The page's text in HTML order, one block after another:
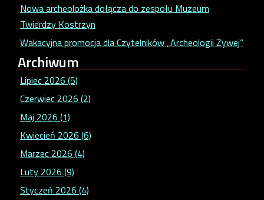
Nowa archeolożka dołącza do zespołu Muzeum
Twierdzy Kostrzyn
Wakacyjna promocja dla Czytelników „Archeologii Żywej”
Archiwum
Lipiec 2026 (5)
Czerwiec 2026 (2)
Maj 2026 (1)
Kwiecień 2026 (6)
Marzec 2026 (4)
Luty 2026 (9)
Styczeń 2026 (4)